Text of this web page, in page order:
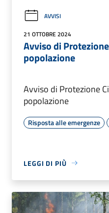
AVVISI
21 OTTOBRE 2024
Avviso di
popolazione
Avviso di Protezione
popolazione
Risposta alle emergenze
LEGGI DI PIÙ